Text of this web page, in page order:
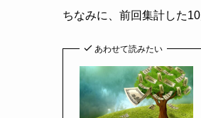
ちなみに、前回集計した
あわせて読みたい